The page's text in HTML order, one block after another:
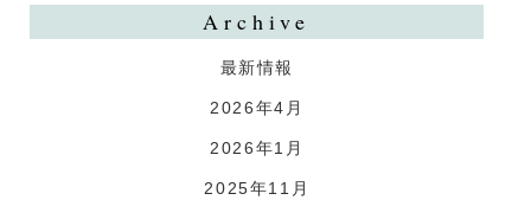
Archive
最新情報
2026年4月
2026年1月
2025年11月